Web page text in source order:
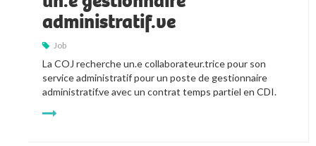
administratif.ve
Job
La COJ recherche un.e collaborateur.trice pour son
service administratif pour un poste de gestionnaire
administratif.ve avec un contrat temps partiel en CDI.